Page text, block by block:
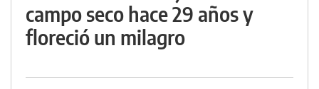
campo seco hace 29 años y
floreció un milagro